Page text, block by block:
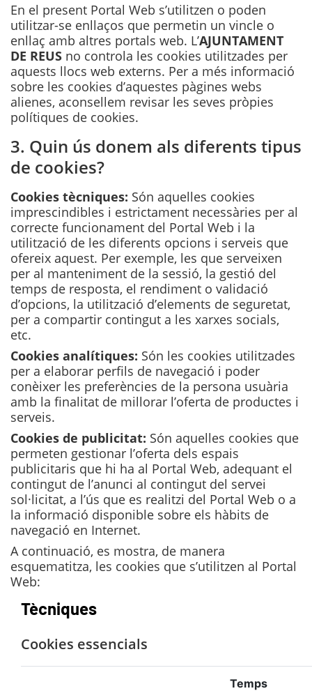
En el present Portal Web s’utilitzen o poden
utilitzar-se enllaços que permetin un vincle o
enllaç amb altres portals web. L’AJUNTAMENT
DE REUS no controla les cookies utilitzades per
aquests llocs web externs. Per a més informació
sobre les cookies d’aquestes pàgines webs
alienes, aconsellem revisar les seves pròpies
polítiques de cookies.
3. Quin ús donem als diferents tipus
de cookies?
Cookies tècniques: Són aquelles cookies
imprescindibles i estrictament necessàries per al
correcte funcionament del Portal Web i la
utilització de les diferents opcions i serveis que
ofereix aquest. Per exemple, les que serveixen
per al manteniment de la sessió, la gestió del
temps de resposta, el rendiment o validació
d’opcions, la utilització d’elements de seguretat,
per a compartir contingut a les xarxes socials,
etc.
Cookies analítiques: Són les cookies utilitzades
per a elaborar perfils de navegació i poder
conèixer les preferències de la persona usuària
amb la finalitat de millorar l’oferta de productes i
serveis.
Cookies de publicitat: Són aquelles cookies que
permeten gestionar l’oferta dels espais
publicitaris que hi ha al Portal Web, adequant el
contingut de l’anunci al contingut del servei
sol·licitat, a l’ús que es realitzi del Portal Web o a
la informació disponible sobre els hàbits de
navegació en Internet.
A continuació, es mostra, de manera
esquematitza, les cookies que s’utilitzen al Portal
Web:
Tècniques
Cookies essencials
Temps